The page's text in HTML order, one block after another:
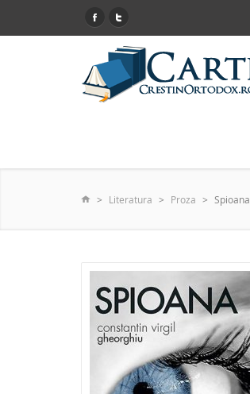
Literatura Proza Spioana